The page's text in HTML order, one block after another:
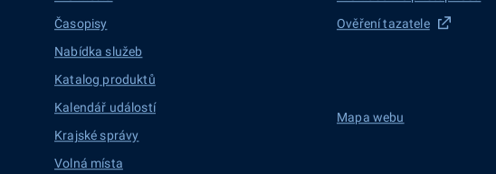
Časopisy
Nabídka služeb
Katalog produktů
Kalendář událostí
Krajské správy
Volná místa
Ověření tazatele
Mapa webu